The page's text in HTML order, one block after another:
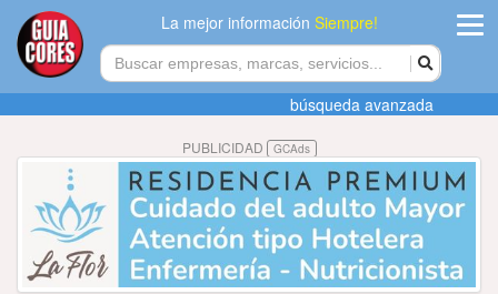
La mejor informaciónSiempre!
Agregar
empresa
Actualizar
datos
Publicidad
búsqueda avanzada
PUBLICIDAD GCAds